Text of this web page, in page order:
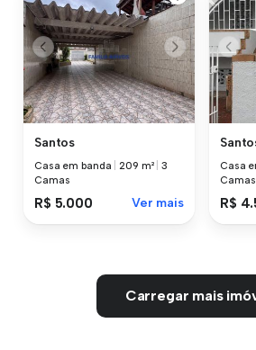
Santos
Casa em banda |209 m² |3
Camas
R$ 5.000 Ver mais
Casa
Camas
R$
Carregar mais